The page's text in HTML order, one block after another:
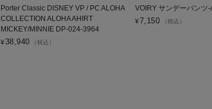
Porter Classic DISNEY VP / PC ALOHA
COLLECTION ALOHA AHIRT
MICKEY/MINNIE DP-024-3964
¥ 38,940 （税込）
VOIRY サンデーパンツ-
¥7,150 （税込）